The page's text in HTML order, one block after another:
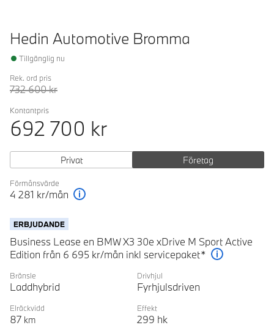
Hedin Automotive Bromma
Tillgänglig nu
Rek. ord pris
732 600kr
Kontantpris
692 700 kr
Privat Företag
Förmånsvärde
4 281 kr/mån
ERBJUDANDE
Business Lease en BMW X3 30e xDrive M Sport Active
Edition från 6 695 kr/mån inkl servicepaket*
Bränsle
Laddhybrid
Drivhjul
Fyrhjulsdriven
Elräckvidd
87 km
Effekt
299 hk